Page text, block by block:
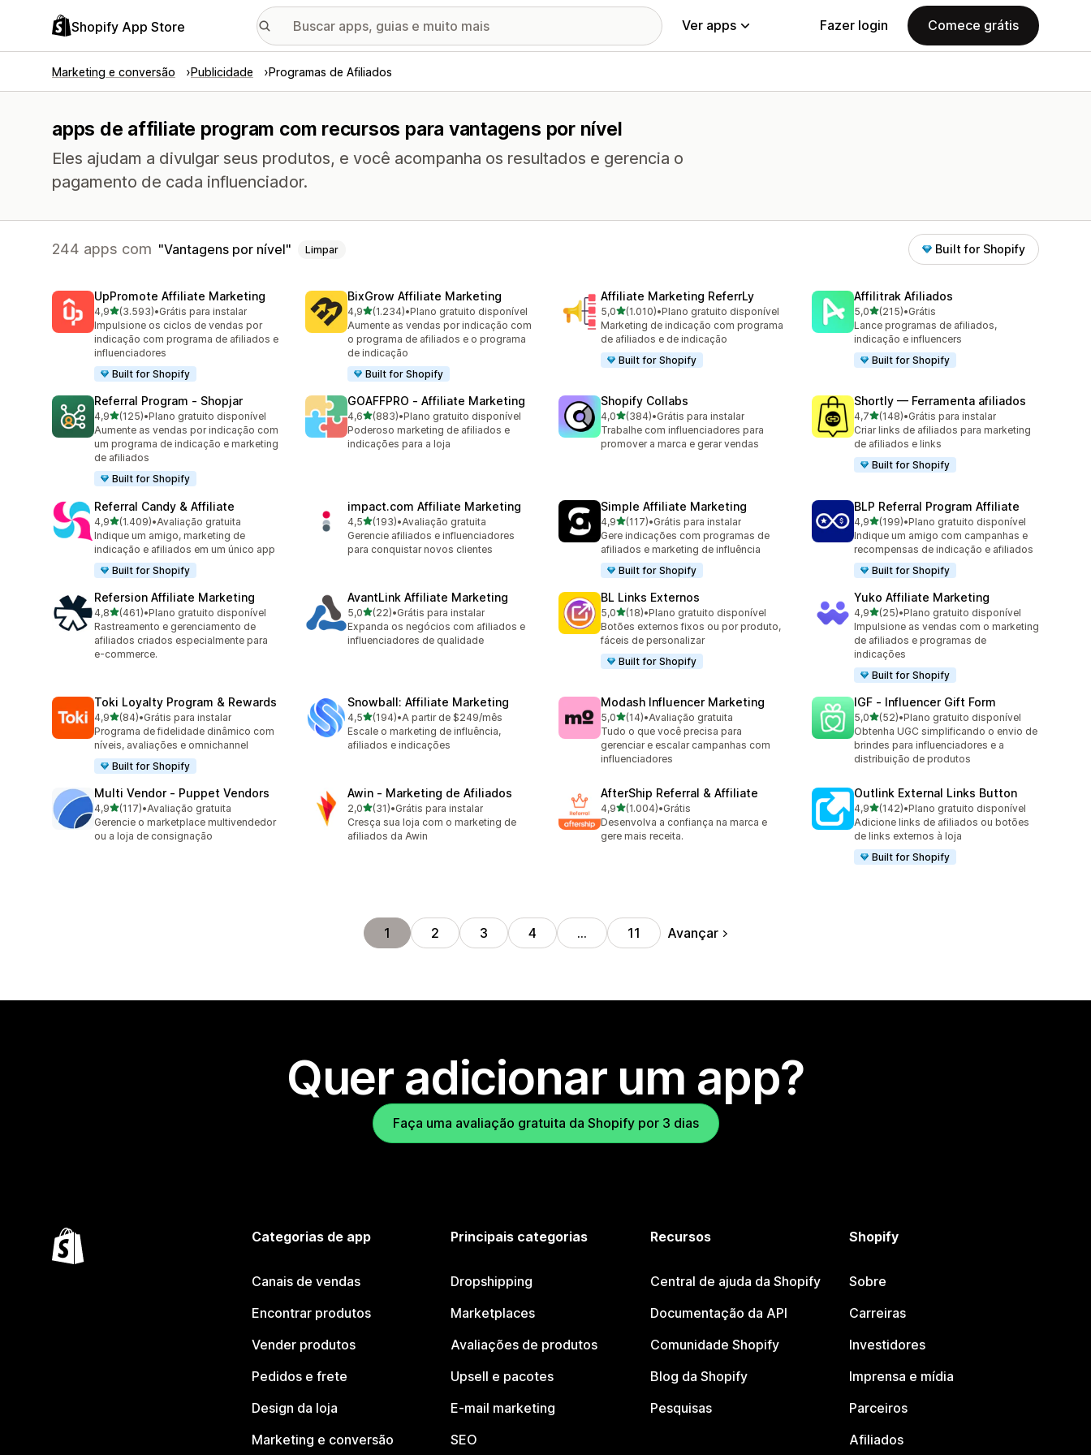
Shopify App Store Ver apps Fazer login Comece grátis
Marketing e conversão Publicidade Programas de Afiliados
apps de affiliate program com recursos para vantagens por nível
Eles ajudam a divulgar seus produtos, e você acompanha os resultados e gerencia o
pagamento de cada influenciador.
244 apps com Vantagens por nível Limpar Built for Shopify
UpPromote Affiliate Marketing
4,9de 5 estrelas
(3.593)
3593 avaliações ao todo
•Grátis para instalar
Impulsione os ciclos de vendas por
indicação com programa de afiliados e
influenciadores
Built for Shopify
BixGrow Affiliate Marketing
4,9de 5 estrelas
(1.234)
1234 avaliações ao todo
•Plano gratuito disponível
Aumente as vendas por indicação com
o programa de afiliados e o programa
de indicação
Built for Shopify
Affiliate Marketing ReferrLy
5,0de 5 estrelas
(1.010)
1010 avaliações ao todo
•Plano gratuito disponível
Marketing de indicação com programa
de afiliados e de indicação
Built for Shopify
Affilitrak Afiliados
5,0de 5 estrelas
(215)
215 avaliações ao todo
•Grátis
Lance programas de afiliados,
indicação e influencers
Built for Shopify
Referral Program ‑ Shopjar
4,9de 5 estrelas
(125)
125 avaliações ao todo
•Plano gratuito disponível
Aumente as vendas por indicação com
um programa de indicação e marketing
de afiliados
Built for Shopify
GOAFFPRO ‑ Affiliate Marketing
4,6de 5 estrelas
(883)
883 avaliações ao todo
•Plano gratuito disponível
Poderoso marketing de afiliados e
indicações para a loja
Shopify Collabs
4,0de 5 estrelas
(384)
384 avaliações ao todo
•Grátis para instalar
Trabalhe com influenciadores para
promover a marca e gerar vendas
Shortly — Ferramenta afiliados
4,7de 5 estrelas
(148)
148 avaliações ao todo
•Grátis para instalar
Criar links de afiliados para marketing
de afiliados e links
Built for Shopify
Referral Candy & Affiliate
4,9de 5 estrelas
(1.409)
1409 avaliações ao todo
•Avaliação gratuita
Indique um amigo, marketing de
indicação e afiliados em um único app
Built for Shopify
impact.com Affiliate Marketing
4,5de 5 estrelas
(193)
193 avaliações ao todo
•Avaliação gratuita
Gerencie afiliados e influenciadores
para conquistar novos clientes
Simple Affiliate Marketing
4,9de 5 estrelas
(117)
117 avaliações ao todo
•Grátis para instalar
Gere indicações com programas de
afiliados e marketing de influência
Built for Shopify
BLP Referral Program Affiliate
4,9de 5 estrelas
(199)
199 avaliações ao todo
•Plano gratuito disponível
Indique um amigo com campanhas e
recompensas de indicação e afiliados
Built for Shopify
Refersion Affiliate Marketing
4,8de 5 estrelas
(461)
461 avaliações ao todo
•Plano gratuito disponível
Rastreamento e gerenciamento de
afiliados criados especialmente para
e-commerce.
AvantLink Affiliate Marketing
5,0de 5 estrelas
(22)
22 avaliações ao todo
•Grátis para instalar
Expanda os negócios com afiliados e
influenciadores de qualidade
BL Links Externos
5,0de 5 estrelas
(18)
18 avaliações ao todo
•Plano gratuito disponível
Botões externos fixos ou por produto,
fáceis de personalizar
Built for Shopify
Yuko Affiliate Marketing
4,9de 5 estrelas
(25)
25 avaliações ao todo
•Plano gratuito disponível
Impulsione as vendas com o marketing
de afiliados e programas de
indicações
Built for Shopify
Toki Loyalty Program & Rewards
4,9de 5 estrelas
(84)
84 avaliações ao todo
•Grátis para instalar
Programa de fidelidade dinâmico com
níveis, avaliações e omnichannel
Built for Shopify
Snowball: Affiliate Marketing
4,5de 5 estrelas
(194)
194 avaliações ao todo
•A partir de $249/mês
Escale o marketing de influência,
afiliados e indicações
Modash Influencer Marketing
5,0de 5 estrelas
(14)
14 avaliações ao todo
•Avaliação gratuita
Tudo o que você precisa para
gerenciar e escalar campanhas com
influenciadores
IGF ‑ Influencer Gift Form
5,0de 5 estrelas
(52)
52 avaliações ao todo
•Plano gratuito disponível
Obtenha UGC simplificando o envio de
brindes para influenciadores e a
distribuição de produtos
Multi Vendor ‑ Puppet Vendors
4,9de 5 estrelas
(117)
117 avaliações ao todo
•Avaliação gratuita
Gerencie o marketplace multivendedor
ou a loja de consignação
Awin ‑ Marketing de Afiliados
2,0de 5 estrelas
(31)
31 avaliações ao todo
•Grátis para instalar
Cresça sua loja com o marketing de
afiliados da Awin
AfterShip Referral & Affiliate
4,9de 5 estrelas
(1.004)
1004 avaliações ao todo
•Grátis
Desenvolva a confiança na marca e
gere mais receita.
Outlink External Links Button
4,9de 5 estrelas
(142)
142 avaliações ao todo
•Plano gratuito disponível
Adicione links de afiliados ou botões
de links externos à loja
Built for Shopify
1 2 3 4 … 11 Avançar
Quer adicionar um app?
Faça uma avaliação gratuita da Shopify por 3 dias
Categorias de app
Canais de vendas
Encontrar produtos
Vender produtos
Pedidos e frete
Design da loja
Marketing e conversão
Principais categorias
Dropshipping
Marketplaces
Avaliações de produtos
Upsell e pacotes
E-mail marketing
SEO
Recursos
Central de ajuda da Shopify
Documentação da API
Comunidade Shopify
Blog da Shopify
Pesquisas
Shopify
Sobre
Carreiras
Investidores
Imprensa e mídia
Parceiros
Afiliados